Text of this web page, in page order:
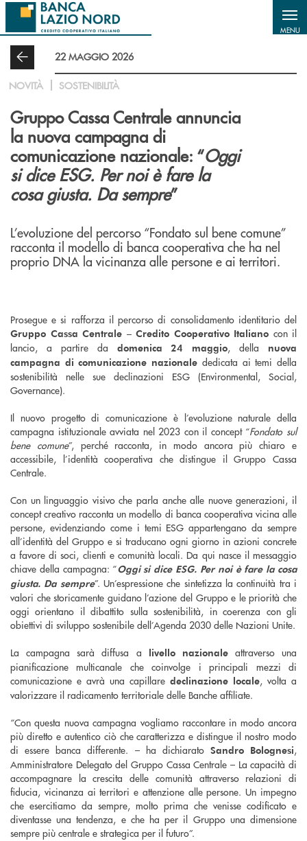
Salta al contenuto principale
MENU
22 MAGGIO 2026
NOVITÀ SOSTENIBILITÀ
Gruppo Cassa Centrale annuncia
la nuova campagna di
comunicazione nazionale: “Oggi
si dice ESG. Per noi è fare la
cosa giusta. Da sempre”
L’evoluzione del percorso “Fondato sul bene comune”
racconta il modello di banca cooperativa che ha nel
proprio DNA la vicinanza alle persone e ai territori.
Prosegue e si rafforza il percorso di consolidamento identitario del
Gruppo Cassa Centrale – Credito Cooperativo Italiano con il
lancio, a partire da domenica 24 maggio, della nuova
campagna di comunicazione nazionale dedicata ai temi della
sostenibilità nelle sue declinazioni ESG (Environmental, Social,
Governance).
Il nuovo progetto di comunicazione è l’evoluzione naturale della
campagna istituzionale avviata nel 2023 con il concept “Fondato sul
bene comune”, perché racconta, in modo ancora più chiaro e
accessibile, l’identità cooperativa che distingue il Gruppo Cassa
Centrale.
Con un linguaggio visivo che parla anche alle nuove generazioni, il
concept creativo racconta un modello di banca cooperativa vicina alle
persone, evidenziando come i temi ESG appartengano da sempre
all’identità del Gruppo e si traducano ogni giorno in azioni concrete
a favore di soci, clienti e comunità locali. Da qui nasce il messaggio
chiave della campagna: “Oggi si dice ESG. Per noi è fare la cosa
giusta. Da sempre”. Un’espressione che sintetizza la continuità tra i
valori che storicamente guidano l’azione del Gruppo e le priorità che
oggi orientano il dibattito sulla sostenibilità, in coerenza con gli
obiettivi di sviluppo sostenibile dell’Agenda 2030 delle Nazioni Unite.
La campagna sarà diffusa a livello nazionaleattraverso una
pianificazione multicanale che coinvolge i principali mezzi di
comunicazione e avrà una capillare declinazione locale, volta a
valorizzare il radicamento territoriale delle Banche affiliate.
“Con questa nuova campagna vogliamo raccontare in modo ancora
più diretto e autentico ciò che caratterizza e distingue il nostro modo
di essere banca differente. – ha dichiarato Sandro Bolognesi,
Amministratore Delegato del Gruppo Cassa Centrale – La capacità di
accompagnare la crescita delle comunità attraverso relazioni di
fiducia, vicinanza ai territori e attenzione alle persone. Un impegno
che esercitiamo da sempre, molto prima che venisse codificato e
diventasse una tendenza, e che ha per il Gruppo una dimensione
sempre più centrale e strategica per il futuro”.